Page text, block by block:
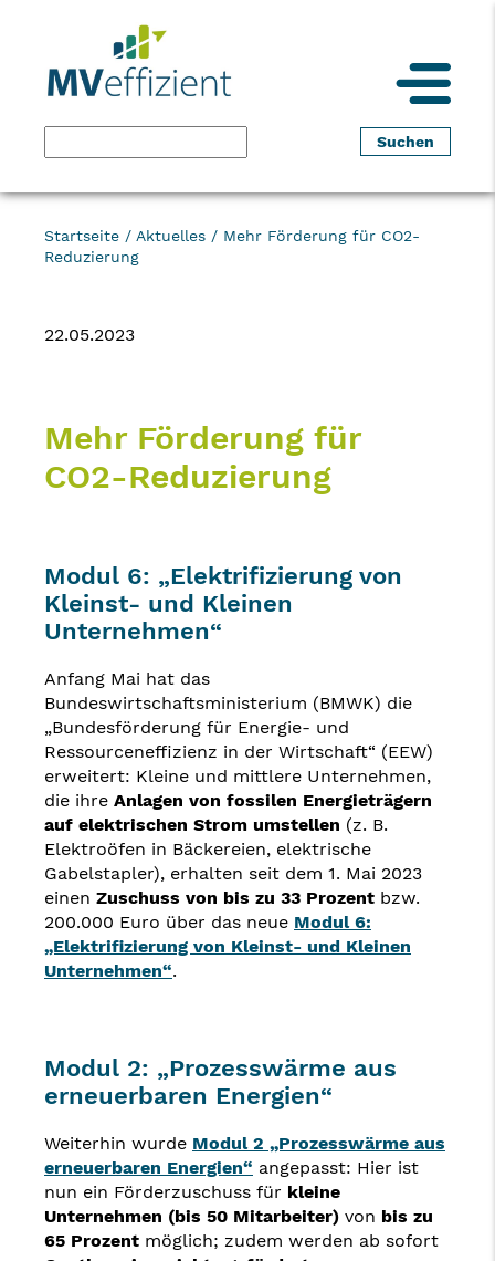
Startseite / Aktuelles / Mehr Förderung für CO2-
Reduzierung
22.05.2023
Mehr Förderung für
CO2-Reduzierung
Modul 6: „Elektrifizierung von
Kleinst- und Kleinen
Unternehmen“
Anfang Mai hat das
Bundeswirtschaftsministerium (BMWK) die
„Bundesförderung für Energie- und
Ressourceneffizienz in der Wirtschaft“ (EEW)
erweitert: Kleine und mittlere Unternehmen,
die ihre Anlagen von fossilen Energieträgern
auf elektrischen Strom umstellen (z. B.
Elektroöfen in Bäckereien, elektrische
Gabelstapler), erhalten seit dem 1. Mai 2023
einen Zuschuss von bis zu 33 Prozent bzw.
200.000 Euro über das neue Modul 6:
„Elektrifizierung von Kleinst- und Kleinen
Unternehmen“.
Modul 2: „Prozesswärme aus
erneuerbaren Energien“
Weiterhin wurde Modul 2 „Prozesswärme aus
erneuerbaren Energien“ angepasst: Hier ist
nun ein Förderzuschuss für kleine
Unternehmen (bis 50 Mitarbeiter) von bis zu
65 Prozent möglich; zudem werden ab sofort